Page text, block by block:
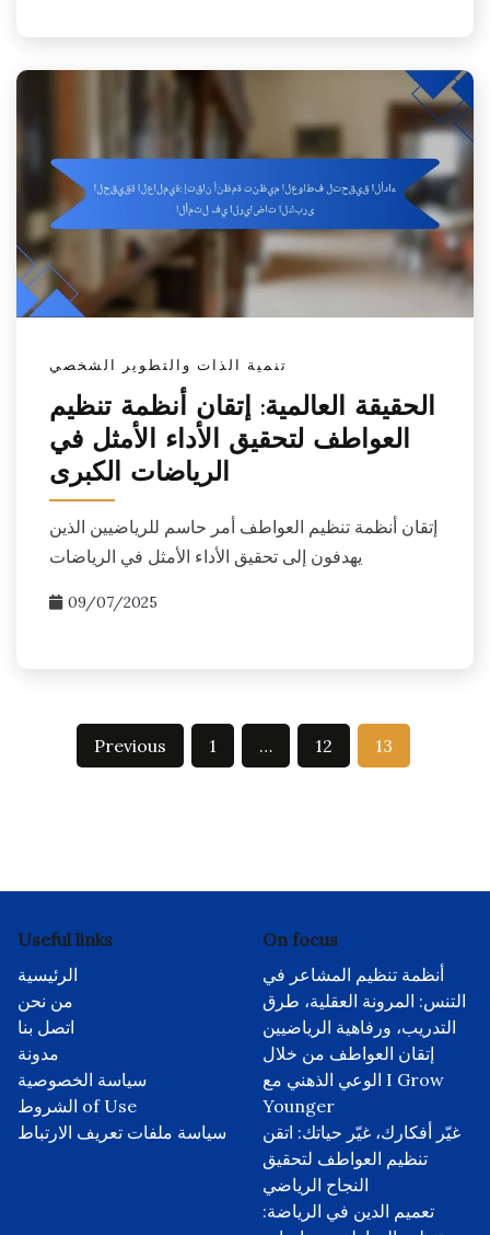
تنمية الذات والتطوير الشخصي
الحقيقة العالمية: إتقان أنظمة تنظيم
العواطف لتحقيق الأداء الأمثل في
الرياضات الكبرى
إتقان أنظمة تنظيم العواطف أمر حاسم للرياضيين الذين
يهدفون إلى تحقيق الأداء الأمثل في الرياضات
09/07/2025
Previous 1 … 12 13
Useful links
الرئيسية
من نحن
اتصل بنا
مدونة
سياسة الخصوصية
الشروط of Use
سياسة ملفات تعريف الارتباط
On focus
أنظمة تنظيم المشاعر في
التنس: المرونة العقلية، طرق
التدريب، ورفاهية الرياضيين
إتقان العواطف من خلال
الوعي الذهني مع I Grow
Younger
غيّر أفكارك، غيّر حياتك: اتقن
تنظيم العواطف لتحقيق
النجاح الرياضي
تعميم الدين في الرياضة: